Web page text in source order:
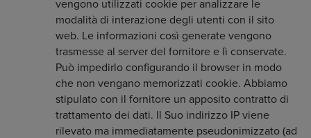
vengono utilizzati cookie per analizzare le
modalità di interazione degli utenti con il sito
web. Le informazioni così generate vengono
trasmesse al server del fornitore e lì conservate.
Può impedirlo configurando il browser in modo
che non vengano memorizzati cookie. Abbiamo
stipulato con il fornitore un apposito contratto di
trattamento dei dati. Il Suo indirizzo IP viene
rilevato ma immediatamente pseudonimizzato (ad